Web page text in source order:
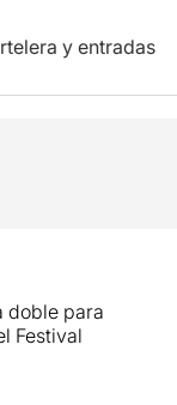
y entradas
doble para
Festival